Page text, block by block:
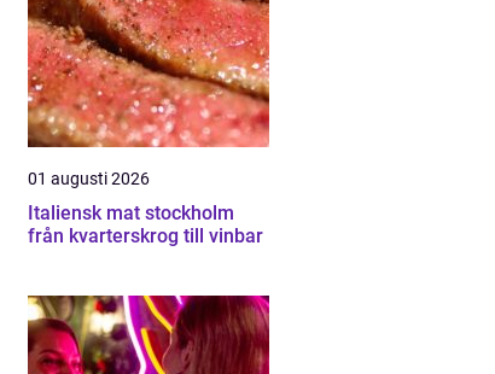
01 augusti 2026
Italiensk mat stockholm
från kvarterskrog till vinbar